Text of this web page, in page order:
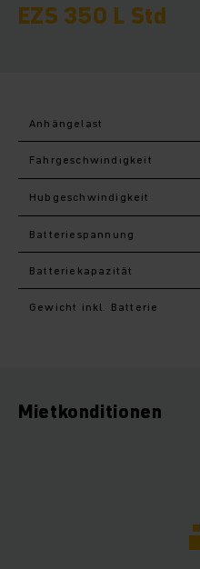
EZS 350 L Std
Anhängelast
Fahr­geschwindigkeit
Hub­geschwindigkeit
Batteriespannung
Batteriekapazität
Gewicht inkl. Batterie
Mietkonditionen